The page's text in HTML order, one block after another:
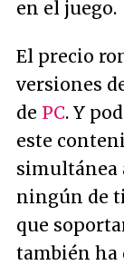
en el juego.
El precio
versiones
de PC. Y
este
simultánea
ningún de
que
también ha